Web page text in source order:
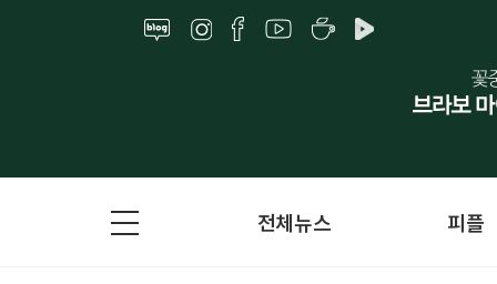
전체뉴스 피플